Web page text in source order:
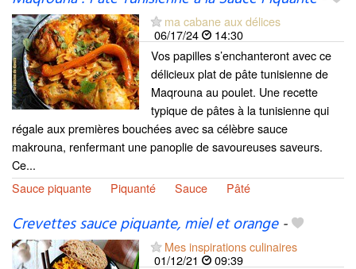
ma cabane aux délices
06/17/24
14:30
Vos papilles s’enchanteront avec ce
délicieux plat de pâte tunisienne de
Maqrouna au poulet. Une recette
typique de pâtes à la tunisienne qui
régale aux premières bouchées avec sa célèbre sauce
makrouna, renfermant une panoplie de savoureuses saveurs.
Ce...
Sauce piquante
Piquanté Sauce Pâté
Crevettes sauce piquante, miel et orange-
Mes inspirations culinaires
01/12/21
09:39